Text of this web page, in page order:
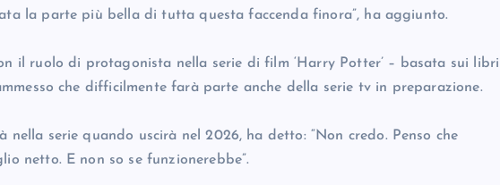
la parte più bella di tutta questa faccenda finora”, ha aggiunto.
il ruolo di protagonista nella serie di film ‘Harry Potter’ – basata sui libri
che difficilmente farà parte anche della serie tv in preparazione.
serie quando uscirà nel 2026, ha detto: “Non credo. Penso che
netto. E non so se funzionerebbe”.